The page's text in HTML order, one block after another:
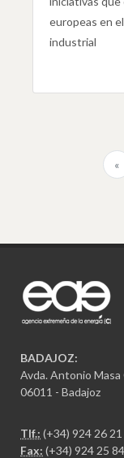
europeas en
industrial
«
BADAJOZ:
Avda. Antonio Masa
06011 - Badajoz
Tlf.: (+34) 924 26 21
Fax: (+34) 924 25